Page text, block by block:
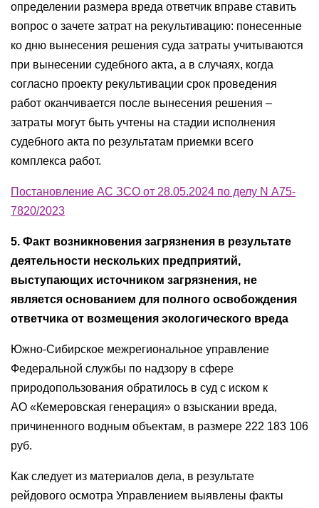
определении размера вреда ответчик вправе ставить
вопрос о зачете затрат на рекультивацию: понесенные
ко дню вынесения решения суда затраты учитываются
при вынесении судебного акта, а в случаях, когда
согласно проекту рекультивации срок проведения
работ оканчивается после вынесения решения –
затраты могут быть учтены на стадии исполнения
судебного акта по результатам приемки всего
комплекса работ.
Постановление АС ЗСО от 28.05.2024 по делу N А75-
7820/2023
5. Факт возникновения загрязнения в результате
деятельности нескольких предприятий,
выступающих источником загрязнения, не
является основанием для полного освобождения
ответчика от возмещения экологического вреда
Южно-Сибирское межрегиональное управление
Федеральной службы по надзору в сфере
природопользования обратилось в суд с иском к
АО «Кемеровская генерация» о взыскании вреда,
причиненного водным объектам, в размере 222 183 106
руб.
Как следует из материалов дела, в результате
рейдового осмотра Управлением выявлены факты